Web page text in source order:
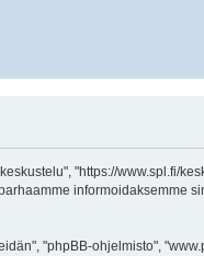
"https://www.spl.fi/
"phpBB-ohjelmisto",